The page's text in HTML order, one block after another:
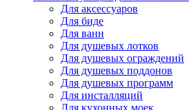
Для аксессуаров
Для биде
Для ванн
Для душевых лотков
Для душевых ограждений
Для душевых поддонов
Для душевых программ
Для инсталляций
Для кухонных моек